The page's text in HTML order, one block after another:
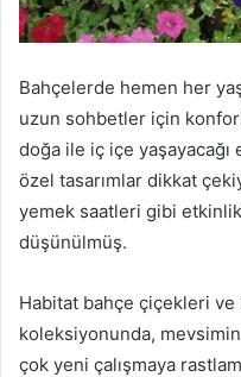
Bahçelerde hemen her
uzun sohbetler için
doğa ile iç içe
özel tasarımlar dikkat
yemek saatleri gibi
düşünülmüş.
Habitat bahçe çiçekleri ve
koleksiyonunda,
çok yeni çalışmaya